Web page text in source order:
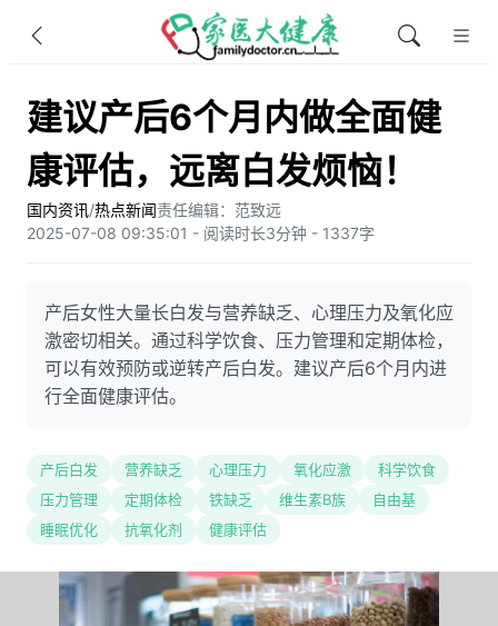
建议产后6个月内做全面健
康评估，远离白发烦恼！
国内资讯/热点新闻责任编辑：范致远
2025-07-08 09:35:01 - 阅读时长3分钟 - 1337字
产后女性大量长白发与营养缺乏、心理压力及氧化应
激密切相关。通过科学饮食、压力管理和定期体检，
可以有效预防或逆转产后白发。建议产后6个月内进
行全面健康评估。
产后白发 营养缺乏 心理压力 氧化应激
科学饮食
压力管理
定期体检 铁缺乏 维生素B族
自由基
睡眠优化
抗氧化剂 健康评估